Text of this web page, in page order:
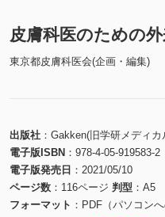
皮膚科医のための
東京都皮膚科医会(企画・編集)
出版社
Gakken(旧学研メディカ
電子版ISBN
978-4-05-919583-2
電子版発売日
2021/05/10
ページ数
116ページ 判型
A5
フォーマット
PDF（パソコン